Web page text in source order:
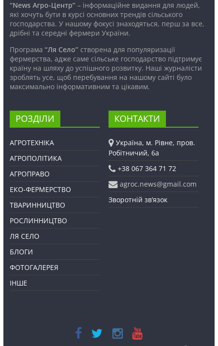
“News Агро-Центр”– інформаційне видання для людей,
які хочуть бути в курсі основних трендів сільського
господарства. У нашому фокусі знаходяться, перш за все,
дрібні та середні фермери України.
Програма “Ля Село”створена для популяризації
фермерства, адже саме сільське господарство підтримує
країну на шляху до успішного розвитку. Наші журналісти
зроблять усе, щоб перебування на нашому сайті було
максимально інформативним та цікавим.
РОЗДІЛИ
АГРОТЕХНІКА
АГРОПОЛІТИКА
АГРОПРАВО
ЕКО-ФЕРМЕРСТВО
ТВАРИННИЦТВО
РОСЛИННИЦТВО
ЛЯ СЕЛО
БЛОГИ
ФОТОГАЛЕРЕЯ
ІНШЕ
КОНТАКТИ
Україна, м. Рівне, пров.
Робітничий, 6а
+38 067 364 71 72
agroc.news@gmail.com
Зворотній зв’язок